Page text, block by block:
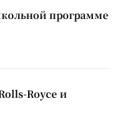
программе
Royce и